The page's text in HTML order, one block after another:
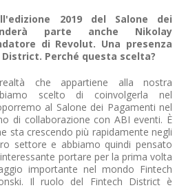
2019 del Salone dei
parte anche Nikolay
di Revolut. Una presenza
Perché questa scelta?
che appartiene alla nostra
scelto di coinvolgerla nel
al Salone dei Pagamenti nel
di collaborazione con ABI eventi. È
sta crescendo più rapidamente negli
settore e abbiamo quindi pensato
portare per la prima volta
importante nel mondo Fintech
Il ruolo del Fintech District è